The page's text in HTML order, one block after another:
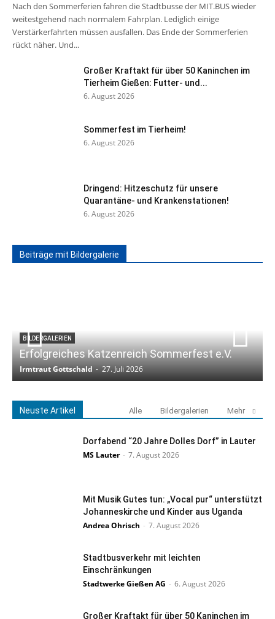
Nach den Sommerferien fahren die Stadtbusse der MIT.BUS wieder
weitestgehend nach normalem Fahrplan. Lediglich einige
Verstärkerfahrten müssen ausfallen. Das Ende der Sommerferien
rückt näher. Und...
Großer Kraftakt für über 50 Kaninchen im
Tierheim Gießen: Futter- und...
6. August 2026
Sommerfest im Tierheim!
6. August 2026
Dringend: Hitzeschutz für unsere
Quarantäne- und Krankenstationen!
6. August 2026
Beiträge mit Bildergalerie
BILDERGALERIEN
Erfolgreiches Katzenreich Sommerfest e.V.
Irmtraut Gottschald - 27. Juli 2026
Neuste Artikel Alle Bildergalerien Mehr
Dorfabend “20 Jahre Dolles Dorf” in Lauter
MS Lauter - 7. August 2026
Mit Musik Gutes tun: „Vocal pur“ unterstützt
Johanneskirche und Kinder aus Uganda
Andrea Ohrisch - 7. August 2026
Stadtbusverkehr mit leichten
Einschränkungen
Stadtwerke Gießen AG - 6. August 2026
Großer Kraftakt für über 50 Kaninchen im